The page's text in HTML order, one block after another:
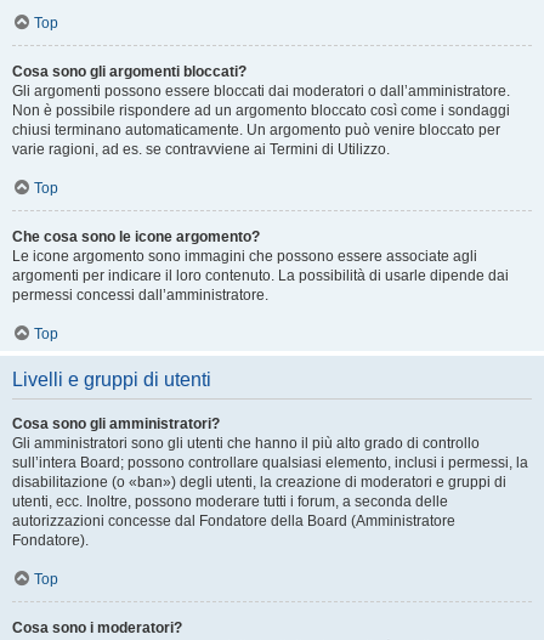
Top
Cosa sono gli argomenti bloccati?
Gli argomenti possono essere bloccati dai moderatori o dall’amministratore.
Non è possibile rispondere ad un argomento bloccato così come i sondaggi
chiusi terminano automaticamente. Un argomento può venire bloccato per
varie ragioni, ad es. se contravviene ai Termini di Utilizzo.
Top
Che cosa sono le icone argomento?
Le icone argomento sono immagini che possono essere associate agli
argomenti per indicare il loro contenuto. La possibilità di usarle dipende dai
permessi concessi dall’amministratore.
Top
Livelli e gruppi di utenti
Cosa sono gli amministratori?
Gli amministratori sono gli utenti che hanno il più alto grado di controllo
sull’intera Board; possono controllare qualsiasi elemento, inclusi i permessi, la
disabilitazione (o «ban») degli utenti, la creazione di moderatori e gruppi di
utenti, ecc. Inoltre, possono moderare tutti i forum, a seconda delle
autorizzazioni concesse dal Fondatore della Board (Amministratore
Fondatore).
Top
Cosa sono i moderatori?